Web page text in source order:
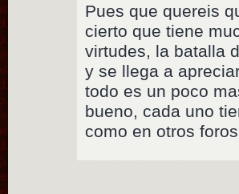
Pues que quereis
cierto que tiene
virtudes, la batalla
y se llega a
todo es un poco
bueno, cada uno
como en otros